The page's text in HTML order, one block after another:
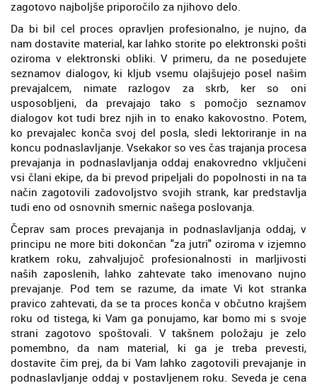
zagotovo najboljše priporočilo za njihovo delo.
Da bi bil cel proces opravljen profesionalno, je nujno, da
nam dostavite material, kar lahko storite po elektronski pošti
oziroma v elektronski obliki. V primeru, da ne posedujete
seznamov dialogov, ki kljub vsemu olajšujejo posel našim
prevajalcem, nimate razlogov za skrb, ker so oni
usposobljeni, da prevajajo tako s pomočjo seznamov
dialogov kot tudi brez njih in to enako kakovostno. Potem,
ko prevajalec konča svoj del posla, sledi lektoriranje in na
koncu podnaslavljanje. Vsekakor so ves čas trajanja procesa
prevajanja in podnaslavljanja oddaj enakovredno vključeni
vsi člani ekipe, da bi prevod pripeljali do popolnosti in na ta
način zagotovili zadovoljstvo svojih strank, kar predstavlja
tudi eno od osnovnih smernic našega poslovanja.
Čeprav sam proces prevajanja in podnaslavljanja oddaj, v
principu ne more biti dokončan "za jutri" oziroma v izjemno
kratkem roku, zahvaljujoč profesionalnosti in marljivosti
naših zaposlenih, lahko zahtevate tako imenovano nujno
prevajanje. Pod tem se razume, da imate Vi kot stranka
pravico zahtevati, da se ta proces konča v občutno krajšem
roku od tistega, ki Vam ga ponujamo, kar bomo mi s svoje
strani zagotovo spoštovali. V takšnem položaju je zelo
pomembno, da nam material, ki ga je treba prevesti,
dostavite čim prej, da bi Vam lahko zagotovili prevajanje in
podnaslavljanje oddaj v postavljenem roku. Seveda je cena